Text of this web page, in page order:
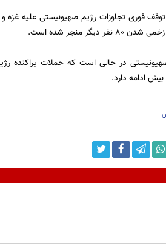
فوری تجاوزات رژیم صهیونیستی علیه غزه
در حالی است که حملات پراکنده
ادامه دارد.